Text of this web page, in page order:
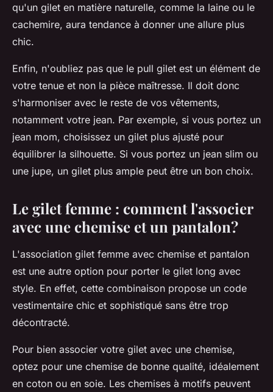
qu'un gilet en matière naturelle, comme la laine ou le
cachemire, aura tendance à donner une allure plus
chic.
Enfin, n'oubliez pas que le pull gilet est un élément de
votre tenue et non la pièce maîtresse. Il doit donc
s'harmoniser avec le reste de vos vêtements,
notamment votre jean. Par exemple, si vous portez un
jean mom, choisissez un gilet plus ajusté pour
équilibrer la silhouette. Si vous portez un jean slim ou
une jupe, un gilet plus ample peut être un bon choix.
Le gilet femme : comment l'associer
avec une chemise et un pantalon?
L'association gilet femme avec chemise et pantalon
est une autre option pour porter le gilet long avec
style. En effet, cette combinaison propose un code
vestimentaire chic et sophistiqué sans être trop
décontracté.
Pour bien associer votre gilet avec une chemise,
optez pour une chemise de bonne qualité, idéalement
en coton ou en soie. Les chemises à motifs peuvent